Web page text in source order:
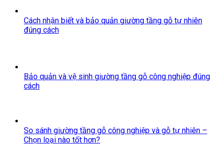
Cách nhận biết và bảo quản giường tầng gỗ tự nhiên
đúng cách
Bảo quản và vệ sinh giường tầng gỗ công nghiệp đúng
cách
So sánh giường tầng gỗ công nghiệp và gỗ tự nhiên –
Chọn loại nào tốt hơn?